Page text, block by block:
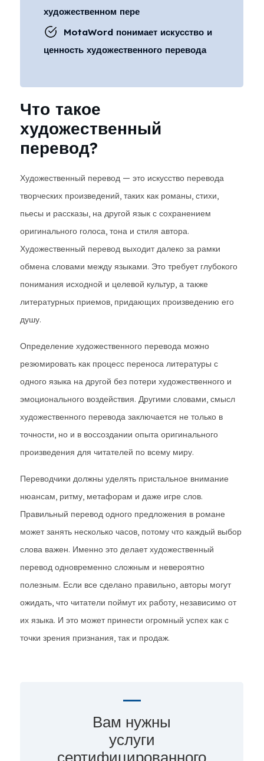
художественном пере
MotaWord понимает искусство и
ценность художественного перевода
Что такое
художественный
перевод?
Художественный перевод — это искусство перевода
творческих произведений, таких как романы, стихи,
пьесы и рассказы, на другой язык с сохранением
оригинального голоса, тона и стиля автора.
Художественный перевод выходит далеко за рамки
обмена словами между языками. Это требует глубокого
понимания исходной и целевой культур, а также
литературных приемов, придающих произведению его
душу.
Определение художественного перевода можно
резюмировать как процесс переноса литературы с
одного языка на другой без потери художественного и
эмоционального воздействия. Другими словами, смысл
художественного перевода заключается не только в
точности, но и в воссоздании опыта оригинального
произведения для читателей по всему миру.
Переводчики должны уделять пристальное внимание
нюансам, ритму, метафорам и даже игре слов.
Правильный перевод одного предложения в романе
может занять несколько часов, потому что каждый выбор
слова важен. Именно это делает художественный
перевод одновременно сложным и невероятно
полезным. Если все сделано правильно, авторы могут
ожидать, что читатели поймут их работу, независимо от
их языка. И это может принести огромный успех как с
точки зрения признания, так и продаж.
Вам нужны
услуги